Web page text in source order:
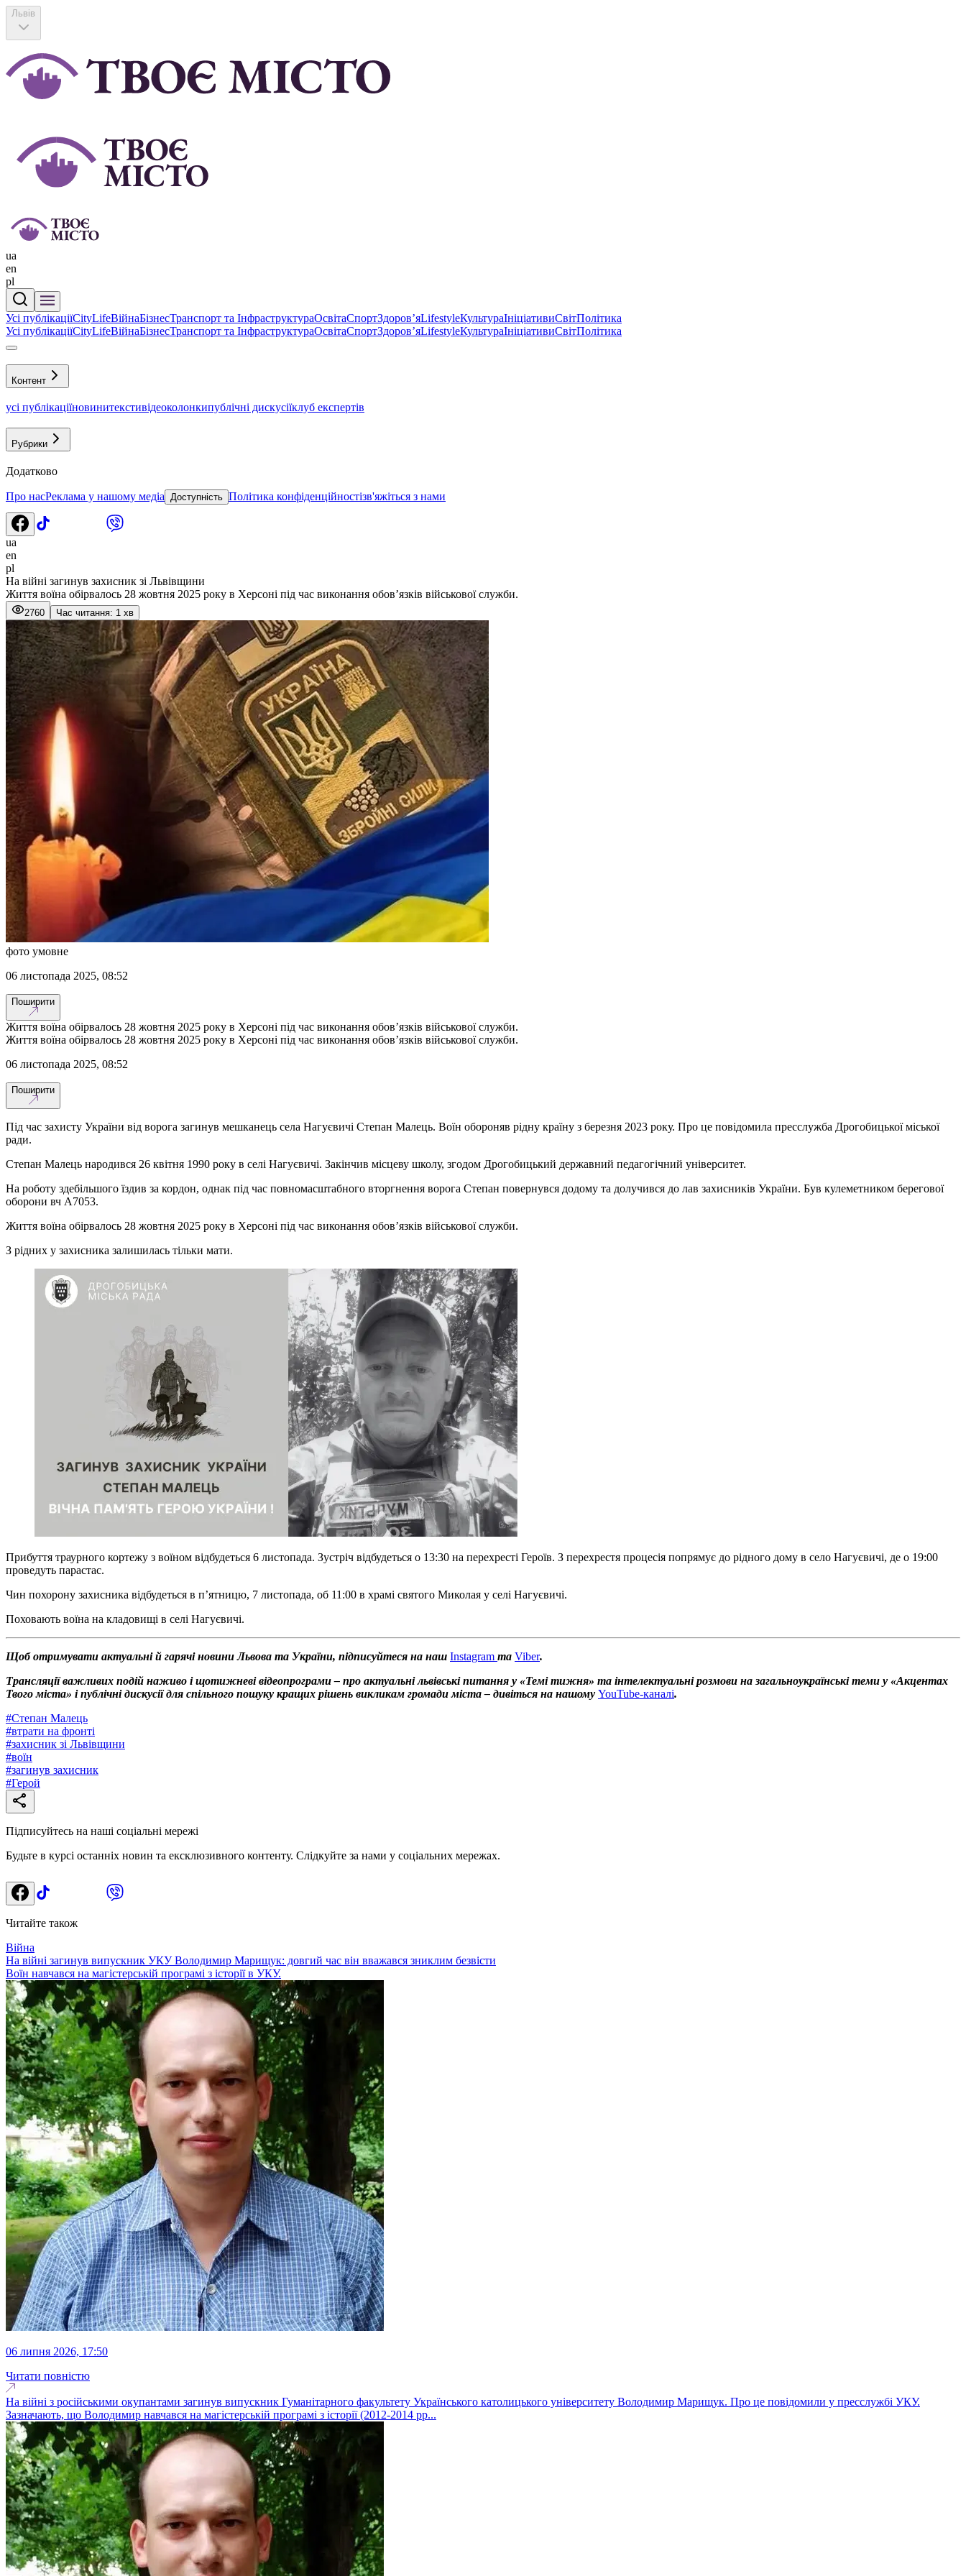
Львів
ua
en
pl
Усі публікаціїCityLifeВійнаБізнесТранспорт та ІнфраструктураОсвітаСпортЗдоровʼяLifestyleКультураІніціативиСвітПолітика
Усі публікаціїCityLifeВійнаБізнесТранспорт та ІнфраструктураОсвітаСпортЗдоровʼяLifestyleКультураІніціативиСвітПолітика
Контент
усі публікаціїновинитекстивідеоколонкипублічні дискусіїклуб експертів
Рубрики
Додатково
Про насРеклама у нашому медіа Доступність Політика конфіденційностізв'яжіться з нами
ua
en
pl
На війні загинув захисник зі Львівщини
Життя воїна обірвалось 28 жовтня 2025 року в Херсоні під час виконання обов’язків військової служби.
2760 Час читання: 1 хв
фото умовне
06 листопада 2025, 08:52
Поширити
Життя воїна обірвалось 28 жовтня 2025 року в Херсоні під час виконання обов’язків військової служби.
Життя воїна обірвалось 28 жовтня 2025 року в Херсоні під час виконання обов’язків військової служби.
06 листопада 2025, 08:52
Поширити
Під час захисту України від ворога загинув мешканець села Нагуєвичі Степан Малець. Воїн обороняв рідну країну з березня 2023 року. Про це повідомила пресслужба Дрогобицької міської
ради.
Степан Малець народився 26 квітня 1990 року в селі Нагуєвичі. Закінчив місцеву школу, згодом Дрогобицький державний педагогічний університет.
На роботу здебільшого їздив за кордон, однак під час повномасштабного вторгнення ворога Степан повернувся додому та долучився до лав захисників України. Був кулеметником берегової
оборони вч А7053.
Життя воїна обірвалось 28 жовтня 2025 року в Херсоні під час виконання обов’язків військової служби.
З рідних у захисника залишилась тільки мати.
Прибуття траурного кортежу з воїном відбудеться 6 листопада. Зустріч відбудеться о 13:30 на перехресті Героїв. З перехрестя процесія попрямує до рідного дому в село Нагуєвичі, де о 19:00
проведуть парастас.
Чин похорону захисника відбудеться в п’ятницю, 7 листопада, об 11:00 в храмі святого Миколая у селі Нагуєвичі.
Поховають воїна на кладовищі в селі Нагуєвичі.
Щоб отримувати актуальні й гарячі новини Львова та України, підписуйтеся на наш Instagram та Viber.
Трансляції важливих подій наживо і щотижневі відеопрограми – про актуальні львівські питання у «Темі тижня» та інтелектуальні розмови на загальноукраїнські теми у «Акцентах
Твого міста» і публічні дискусії для спільного пошуку кращих рішень викликам громади міста – дивіться на нашому YouTube-каналі.
#Степан Малець
#втрати на фронті
#захисник зі Львівщини
#воїн
#загинув захисник
#Герой
Підписуйтесь на наші соціальні мережі
Будьте в курсі останніх новин та ексклюзивного контенту. Слідкуйте за нами у соціальних мережах.
Читайте також
Війна
На війні загинув випускник УКУ Володимир Марищук: довгий час він вважався зниклим безвісти
Воїн навчався на магістерській програмі з історії в УКУ.
06 липня 2026, 17:50
Читати повністю
На війні з російськими окупантами загинув випускник Гуманітарного факультету Українського католицького університету Володимир Марищук. Про це повідомили у пресслужбі УКУ.
Зазначають, що Володимир навчався на магістерській програмі з історії (2012-2014 рр...